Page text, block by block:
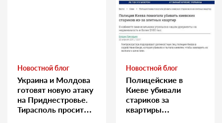
Новостной блог
Украина и Молдова
готовят новую атаку
на Приднестровье.
Тирасполь просит
Новостной блог
Полицейские в
Киеве убивали
стариков за
квартиры…